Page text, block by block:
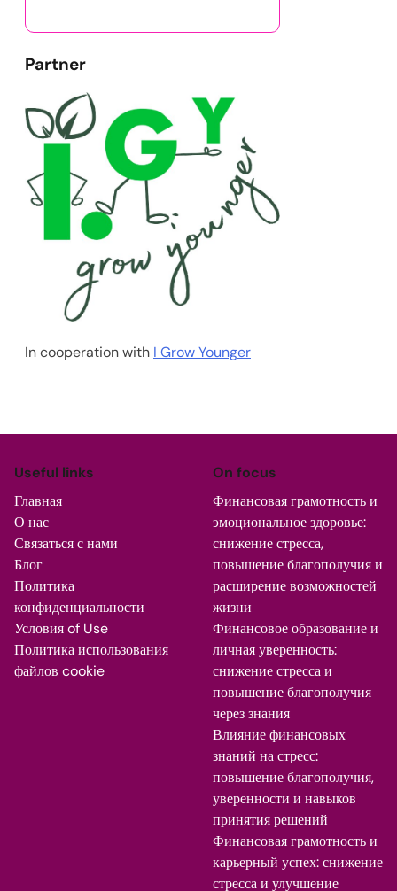
Partner
In cooperation with I Grow Younger
Useful links
Главная
О нас
Связаться с нами
Блог
Политика
конфиденциальности
Условия of Use
Политика использования
файлов cookie
On focus
Финансовая грамотность и
эмоциональное здоровье:
снижение стресса,
повышение благополучия и
расширение возможностей
жизни
Финансовое образование и
личная уверенность:
снижение стресса и
повышение благополучия
через знания
Влияние финансовых
знаний на стресс:
повышение благополучия,
уверенности и навыков
принятия решений
Финансовая грамотность и
карьерный успех: снижение
стресса и улучшение